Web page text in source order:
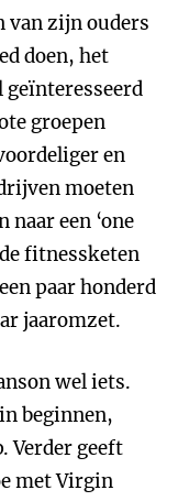
van zijn ouders
doen, het
groepen
en
moeten
naar een ‘one
fitnessketen
paar honderd
jaaromzet.
wel iets.
beginnen,
Verder geeft
met Virgin